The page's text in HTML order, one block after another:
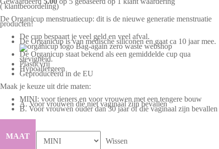
(klantbeoordeling)
De Organicup menstruatiecup: dit is de nieuwe generatie menstruatie
producten!
De cup bespaart je veel geld en veel afval.
De Organicup is van medische siliconen en gaat ca 10 jaar mee.
De Organicup staat bekend als een gemiddelde cup qua
stevigheid.
Plasticvrij
Hypoallergeen
Geproduceerd in de EU
Maak je keuze uit drie maten:
MINI: voor tieners en voor vrouwen met een tengere bouw
A. Voor vrouwen die niet vaginaal zijn bevallen
B. Voor vrouwen ouder dan 30 jaar of die vaginaal zijn bevallen
MAAT
Wissen